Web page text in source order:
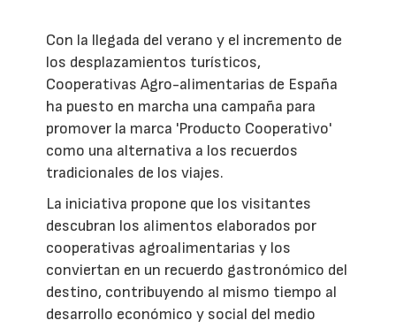
Con la llegada del verano y el incremento de
los desplazamientos turísticos,
Cooperativas Agro-alimentarias de España
ha puesto en marcha una campaña para
promover la marca 'Producto Cooperativo'
como una alternativa a los recuerdos
tradicionales de los viajes.
La iniciativa propone que los visitantes
descubran los alimentos elaborados por
cooperativas agroalimentarias y los
conviertan en un recuerdo gastronómico del
destino, contribuyendo al mismo tiempo al
desarrollo económico y social del medio